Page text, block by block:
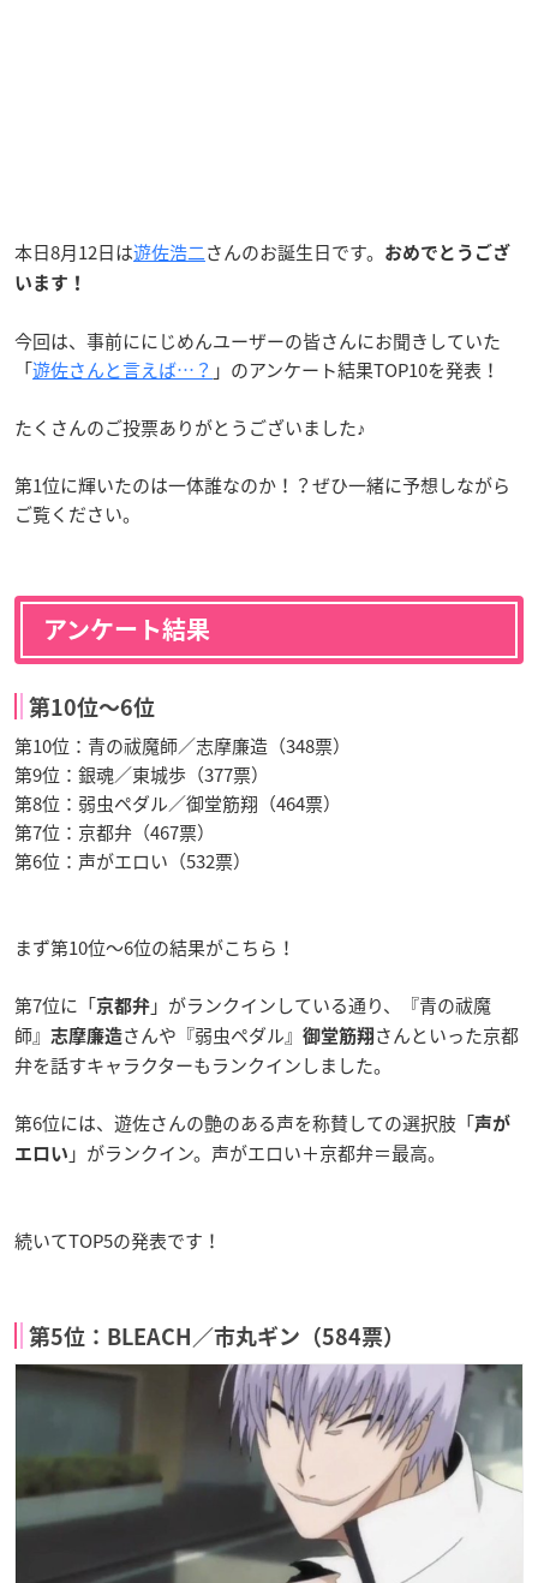
本日8月12日は遊佐浩二さんのお誕生日です。
おめでとうござ
います！
今回は、事前ににじめんユーザーの皆さんにお聞きしていた
「遊佐さんと言えば…？ 」のアンケート結果TOP10を発表！
たくさんのご投票ありがとうございました♪
第1位に輝いたのは一体誰なのか！？ぜひ一緒に予想しながら
ご覧ください。
アンケート結果
第10位〜6位
第10位：青の祓魔師／志摩廉造（348票）
第9位：銀魂／東城歩（377票）
第8位：弱虫ペダル／御堂筋翔（464票）
第7位：京都弁（467票）
第6位：声がエロい（532票）
まず第10位〜6位の結果がこちら！
第7位に「京都弁 」がランクインしている通り、『青の祓魔
師』 志摩廉造さんや『弱虫ペダル』 御堂筋翔 さんといった京都
弁を話すキャラクターもランクインしました。
第6位には、遊佐さんの艶のある声を称賛しての選択肢「声が
エロい 」がランクイン。声がエロい＋京都弁＝最高。
続いてTOP5の発表です！
第5位：BLEACH／市丸ギン（584票）